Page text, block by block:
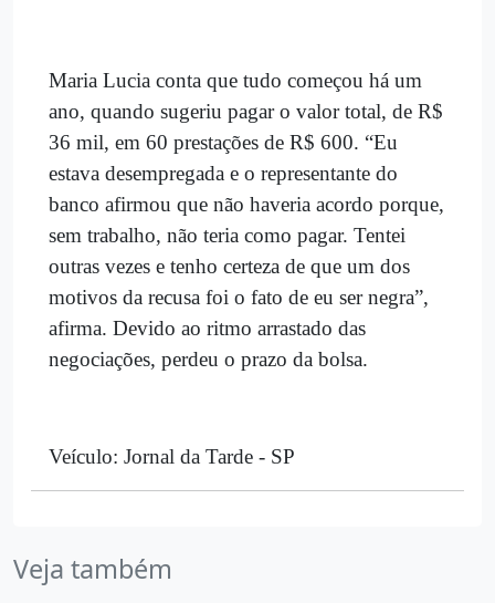
Maria Lucia conta que tudo começou há um
ano, quando sugeriu pagar o valor total, de R$
36 mil, em 60 prestações de R$ 600. “Eu
estava desempregada e o representante do
banco afirmou que não haveria acordo porque,
sem trabalho, não teria como pagar. Tentei
outras vezes e tenho certeza de que um dos
motivos da recusa foi o fato de eu ser negra”,
afirma. Devido ao ritmo arrastado das
negociações, perdeu o prazo da bolsa.
Veículo: Jornal da Tarde - SP
Veja também